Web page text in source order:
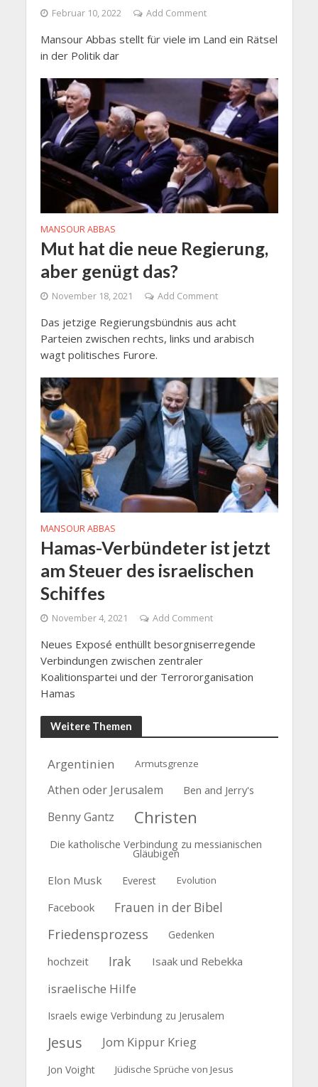
Februar 10, 2022 Add Comment
Mansour Abbas stellt für viele im Land ein Rätsel
in der Politik dar
MANSOUR ABBAS
Mut hat die neue Regierung,
aber genügt das?
November 18, 2021 Add Comment
Das jetzige Regierungsbündnis aus acht
Parteien zwischen rechts, links und arabisch
wagt politisches Furore.
MANSOUR ABBAS
Hamas-Verbündeter ist jetzt
am Steuer des israelischen
Schiffes
November 4, 2021 Add Comment
Neues Exposé enthüllt besorgniserregende
Verbindungen zwischen zentraler
Koalitionspartei und der Terrororganisation
Hamas
Weitere Themen
Argentinien Armutsgrenze
Athen oder Jerusalem Ben and Jerry's
Benny Gantz Christen
Die katholische Verbindung zu messianischen
Gläubigen
Elon Musk
Everest Evolution
Facebook Frauen in der Bibel
Friedensprozess Gedenken
hochzeit Irak Isaak und Rebekka
israelische Hilfe
Israels ewige Verbindung zu Jerusalem
Jesus Jom Kippur Krieg
Jon Voight Jüdische Sprüche von Jesus